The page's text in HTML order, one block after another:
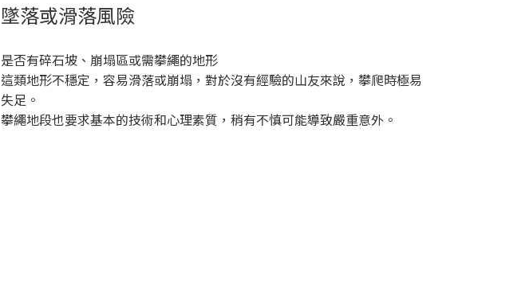
墜落或滑落風險
是否有碎石坡、崩塌區或需攀繩的地形
這類地形不穩定，容易滑落或崩塌，對於沒有經驗的山友來說，攀爬時極易
失足。
攀繩地段也要求基本的技術和心理素質，稍有不慎可能導致嚴重意外。